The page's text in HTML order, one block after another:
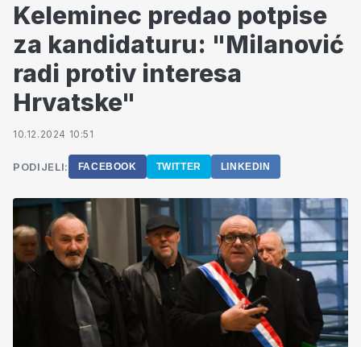
Keleminec predao potpise
za kandidaturu: "Milanović
radi protiv interesa
Hrvatske"
10.12.2024 10:51
PODIJELI: FACEBOOK TWITTER LINKEDIN